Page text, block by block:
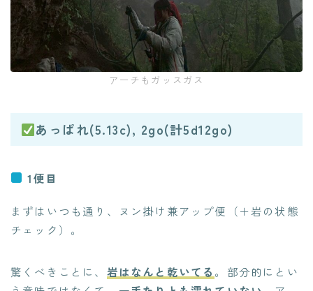
アーチもガッスガス
あっぱれ(5.13c), 2go(計5d12go)
1便目
まずはいつも通り、ヌン掛け兼アップ便（＋岩の状態
チェック）。
驚くべきことに、 岩はなんと乾いてる 。部分的にとい